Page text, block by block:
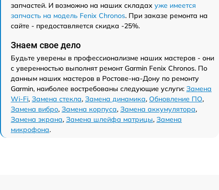
запчастей. И возможно на наших складах уже имеется
запчасть на модель Fenix Chronos. При заказе ремонта на
сайте - предоставляется скидка -25%.
Знаем свое дело
Будьте уверены в профессионализме наших мастеров - они
с уверенностью выполнят ремонт Garmin Fenix Chronos. По
данным наших мастеров в Ростове-на-Дону по ремонту
Garmin, наиболее востребованы следующие услуги: Замена
Wi-Fi, Замена стекла, Замена динамика, Обновление ПО,
Замена вибро, Замена корпуса, Замена аккумулятора,
Замена экрана, Замена шлейфа матрицы, Замена
микрофона.